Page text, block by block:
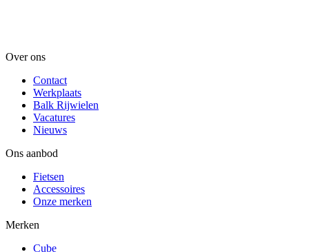
Over ons
Contact
Werkplaats
Balk Rijwielen
Vacatures
Nieuws
Ons aanbod
Fietsen
Accessoires
Onze merken
Merken
Cube